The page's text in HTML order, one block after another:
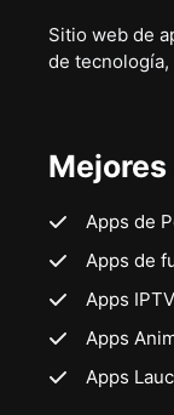
Sitio web de
de
Apps de
Apps de
Apps IPTV
Apps
Apps